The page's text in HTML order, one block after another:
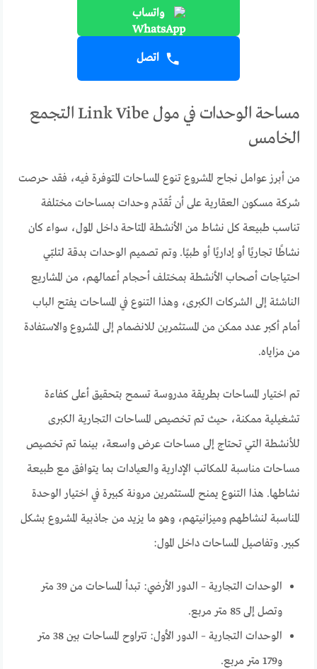
واتساب
اتصل
مساحة الوحدات في مول Link Vibe التجمع
الخامس
من أبرز عوامل نجاح المشروع تنوع المساحات المتوفرة فيه، فقد حرصت
شركة مسكون العقارية على أن تُقدّم وحدات بمساحات مختلفة
تناسب طبيعة كل نشاط من الأنشطة المتاحة داخل المول، سواء كان
نشاطًا تجاريًا أو إداريًا أو طبيًا. وتم تصميم الوحدات بدقة لتلبّي
احتياجات أصحاب الأنشطة بمختلف أحجام أعمالهم، من المشاريع
الناشئة إلى الشركات الكبرى، وهذا التنوع في المساحات يفتح الباب
أمام أكبر عدد ممكن من المستثمرين للانضمام إلى المشروع والاستفادة
من مزاياه.
تم اختيار المساحات بطريقة مدروسة تسمح بتحقيق أعلى كفاءة
تشغيلية ممكنة، حيث تم تخصيص المساحات التجارية الكبرى
للأنشطة التي تحتاج إلى مساحات عرض واسعة، بينما تم تخصيص
مساحات مناسبة للمكاتب الإدارية والعيادات بما يتوافق مع طبيعة
نشاطها. هذا التنوع يمنح المستثمرين مرونة كبيرة في اختيار الوحدة
المناسبة لنشاطهم وميزانيتهم، وهو ما يزيد من جاذبية المشروع بشكل
كبير. وتفاصيل المساحات داخل المول:
الوحدات التجارية – الدور الأرضي: تبدأ المساحات من 39 متر
وتصل إلى 85 متر مربع.
الوحدات التجارية – الدور الأول: تتراوح المساحات بين 38 متر
و179 متر مربع.